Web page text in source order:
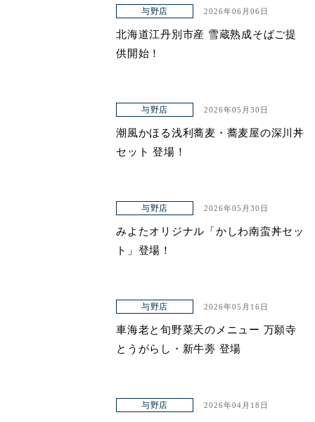
与野店 2026年06月06日
北海道江丹別市産 雪蔵熟成そばご提
供開始！
与野店 2026年05月30日
潮風かほる浅利蕎麦・蕎麦屋の深川丼
セット 登場！
与野店 2026年05月30日
みよたオリジナル「かしわ南蛮丼セッ
ト」登場！
与野店 2026年05月16日
車海老と旬野菜天のメニュー 万願寺
とうがらし・新牛蒡 登場
与野店 2026年04月18日